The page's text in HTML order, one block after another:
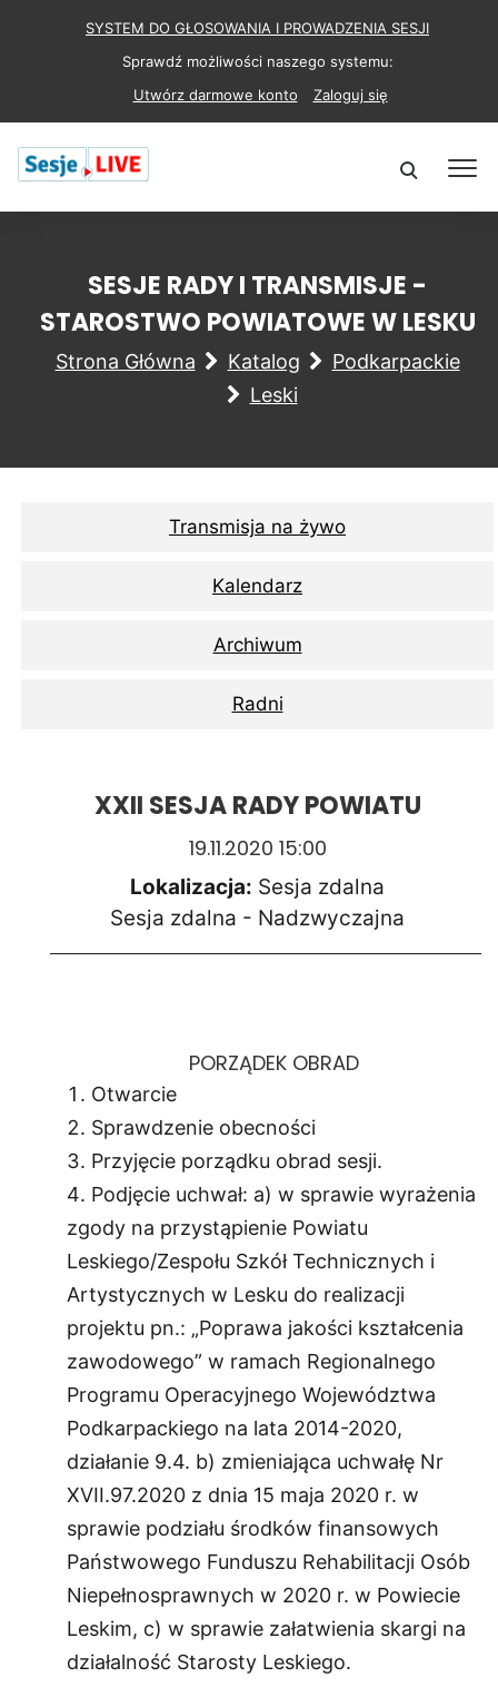
SYSTEM DO GŁOSOWANIA I PROWADZENIA SESJI
Sprawdź możliwości naszego systemu:
Utwórz darmowe konto
Zaloguj się
SESJE RADY I TRANSMISJE -
STAROSTWO POWIATOWE W LESKU
Strona Główna Katalog
Podkarpackie
Leski
Transmisja na żywo
Kalendarz
Archiwum
Radni
XXII SESJA RADY POWIATU
19.11.2020 15:00
Lokalizacja: Sesja zdalna
Sesja zdalna - Nadzwyczajna
PORZĄDEK OBRAD
Otwarcie
Sprawdzenie obecności
Przyjęcie porządku obrad sesji.
Podjęcie uchwał: a) w sprawie wyrażenia
zgody na przystąpienie Powiatu
Leskiego/Zespołu Szkół Technicznych i
Artystycznych w Lesku do realizacji
projektu pn.: „Poprawa jakości kształcenia
zawodowego” w ramach Regionalnego
Programu Operacyjnego Województwa
Podkarpackiego na lata 2014-2020,
działanie 9.4. b) zmieniająca uchwałę Nr
XVII.97.2020 z dnia 15 maja 2020 r. w
sprawie podziału środków finansowych
Państwowego Funduszu Rehabilitacji Osób
Niepełnosprawnych w 2020 r. w Powiecie
Leskim, c) w sprawie załatwienia skargi na
działalność Starosty Leskiego.